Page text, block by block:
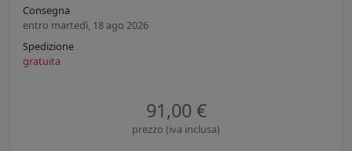
Consegna
entro martedì, 18 ago 2026
Spedizione
gratuita
91,00 €
prezzo (iva inclusa)